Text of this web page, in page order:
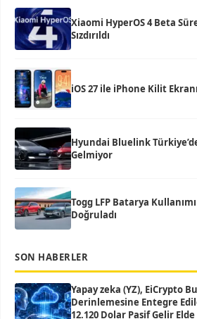
Xiaomi HyperOS 4 Beta
Sızdırıldı
iOS 27 ile iPhone Kilit
Hyundai Bluelink
Gelmiyor
Togg LFP Batarya
Doğruladı
SON HABERLER
Yapay zeka (YZ), EiCrypto
Derinlemesine Entegre
12.120 Dolar Pasif Gelir